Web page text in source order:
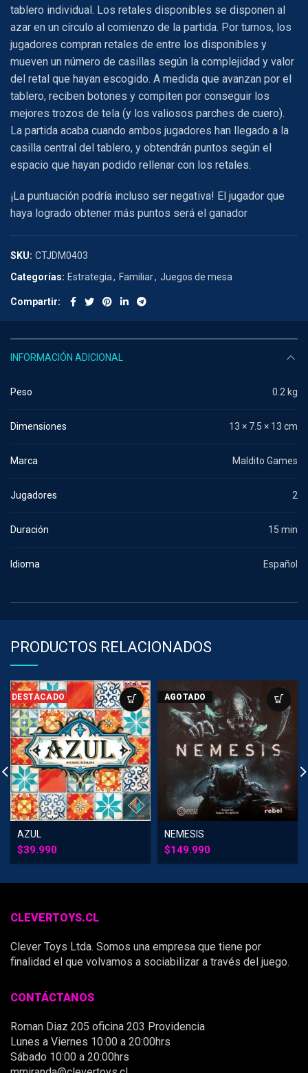
tablero individual. Los retales disponibles se disponen al
azar en un círculo al comienzo de la partida. Por turnos, los
jugadores compran retales de entre los disponibles y
mueven un número de casillas según la complejidad y valor
del retal que hayan escogido. A medida que avanzan por el
tablero, reciben botones y compiten por conseguir los
mejores trozos de tela (y los valiosos parches de cuero).
La partida acaba cuando ambos jugadores han llegado a la
casilla central del tablero, y obtendrán puntos según el
espacio que hayan podido rellenar con los retales.
¡La puntuación podría incluso ser negativa! El jugador que
haya logrado obtener más puntos será el ganador
SKU: CTJDM0403
Categorías: Estrategia, Familiar, Juegos de mesa
Compartir
INFORMACIÓN ADICIONAL
Peso 0.2 kg
Dimensiones 13 × 7.5 × 13 cm
Marca Maldito Games
Jugadores 2
Duración 15 min
Idioma Español
PRODUCTOS RELACIONADOS
DESTACADO
AZUL
$39.990
AGOTADO
NEMESIS
$149.990
CLEVERTOYS.CL
Clever Toys Ltda. Somos una empresa que tiene por
finalidad el que volvamos a sociabilizar a través del juego.
CONTÁCTANOS
Roman Diaz 205 oficina 203 Providencia
Lunes a Viernes 10:00 a 20:00hrs
Sábado 10:00 a 20:00hrs